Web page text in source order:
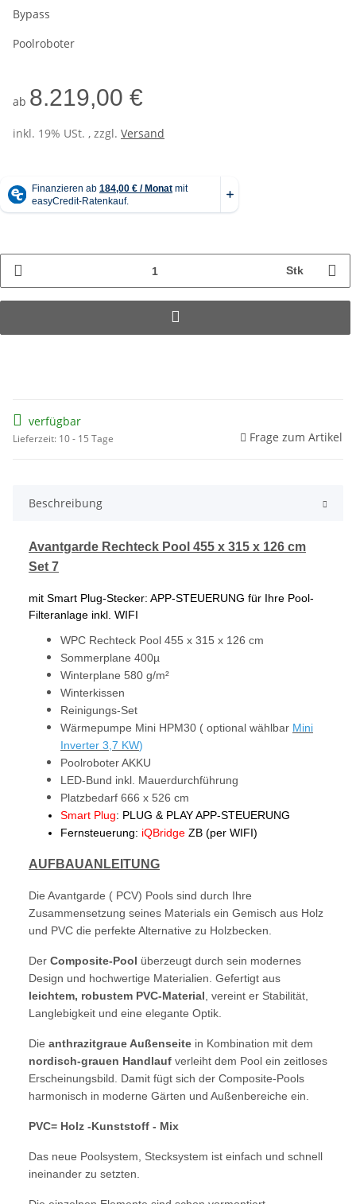
Bypass
Poolroboter
ab 8.219,00 €
inkl. 19% USt. , zzgl. Versand
Stk
verfügbar
Lieferzeit: 10 - 15 Tage Frage zum Artikel
Beschreibung
Avantgarde Rechteck Pool 455 x 315 x 126 cm
Set 7
mit Smart Plug-Stecker: APP-STEUERUNG für Ihre Pool-
Filteranlage inkl. WIFI
WPC Rechteck Pool 455 x 315 x 126 cm
Sommerplane 400µ
Winterplane 580 g/m²
Winterkissen
Reinigungs-Set
Wärmepumpe Mini HPM30 ( optional wählbar Mini
Inverter 3,7 KW)
Poolroboter AKKU
LED-Bund inkl. Mauerdurchführung
Platzbedarf 666 x 526 cm
Smart Plug: PLUG & PLAY APP-STEUERUNG
Fernsteuerung: iQBridge ZB (per WIFI)
AUFBAUANLEITUNG
Die Avantgarde ( PCV) Pools sind durch Ihre
Zusammensetzung seines Materials ein Gemisch aus Holz
und PVC die perfekte Alternative zu Holzbecken.
Der Composite-Pool überzeugt durch sein modernes
Design und hochwertige Materialien. Gefertigt aus
leichtem, robustem PVC-Material , vereint er Stabilität,
Langlebigkeit und eine elegante Optik.
Die anthrazitgraue Außenseite in Kombination mit dem
nordisch-grauen Handlauf verleiht dem Pool ein zeitloses
Erscheinungsbild. Damit fügt sich der Composite-Pools
harmonisch in moderne Gärten und Außenbereiche ein.
PVC= Holz -Kunststoff - Mix
Das neue Poolsystem, Stecksystem ist einfach und schnell
ineinander zu setzten.